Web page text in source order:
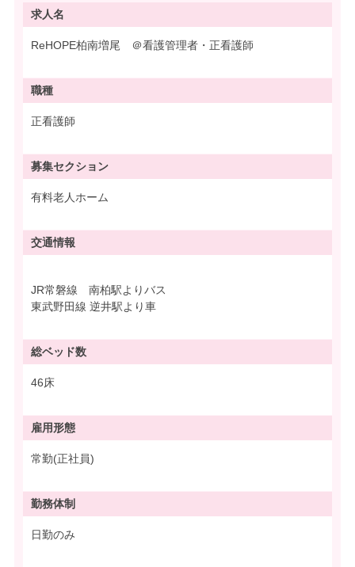
求人名
ReHOPE柏南増尾 ＠看護管理者・正看護師
職種
正看護師
募集セクション
有料老人ホーム
交通情報
JR常磐線 南柏駅よりバス
東武野田線 逆井駅より車
総ベッド数
46床
雇用形態
常勤(正社員)
勤務体制
日勤のみ